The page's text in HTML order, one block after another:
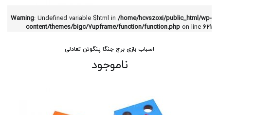
Warning: Undefined variable $html in /home/hcvszoxi/public_html/wp-
content/themes/bigc/7upframe/function/function.php on line 621
اسباب بازی برج جنگا پنگوئن تعادلی
ناموجود